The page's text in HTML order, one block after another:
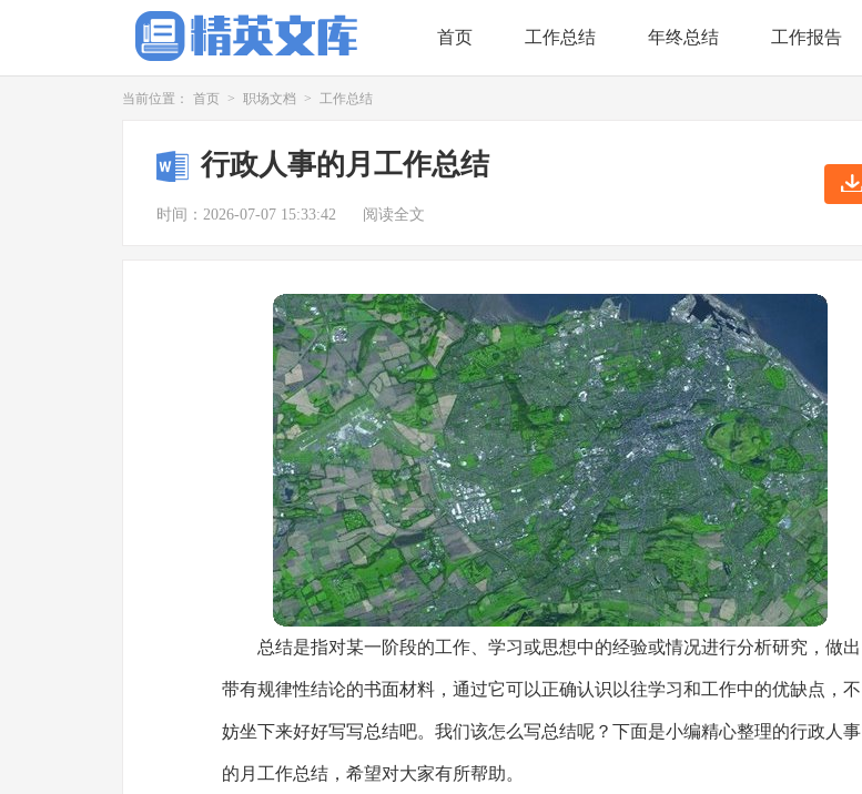
首页 工作总结 年终总结 工作报告
当前位置： 首页 > 职场文档 > 工作总结
行政人事的月工作总结
时间：2026-07-07 15:33:42 阅读全文
总结是指对某一阶段的工作、学习或思想中的经验或情况进行分析研究，做出
带有规律性结论的书面材料，通过它可以正确认识以往学习和工作中的优缺点，不
妨坐下来好好写写总结吧。我们该怎么写总结呢？下面是小编精心整理的行政人事
的月工作总结，希望对大家有所帮助。